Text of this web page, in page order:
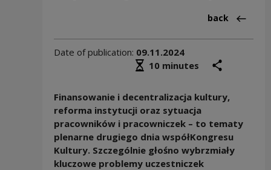
Back
back
Date of publication: 09.11.2024
Średni czas czytania
10 minutes
Finansowanie i decentralizacja kultury,
reforma instytucji oraz sytuacja
pracowników i pracowniczek – to tematy
plenarne drugiego dnia współKongresu
Kultury. Szczególnie głośno wybrzmiały
kluczowe problemy uczestniczek